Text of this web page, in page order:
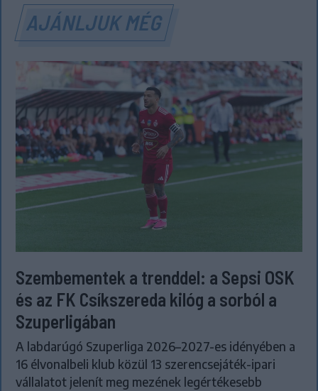
AJÁNLJUK MÉG
Szembementek a trenddel: a Sepsi OSK
és az FK Csíkszereda kilóg a sorból a
Szuperligában
A labdarúgó Szuperliga 2026–2027-es idényében a
16 élvonalbeli klub közül 13 szerencsejáték-ipari
vállalatot jelenít meg mezének legértékesebb